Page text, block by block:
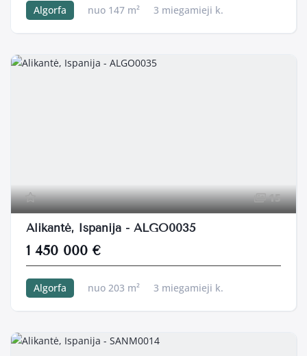
Algorfa nuo 147 m²
3 miegamieji k.
15
Alikantė, Ispanija - ALGO0035
1 450 000 €
Algorfa nuo 203 m²
3 miegamieji k.